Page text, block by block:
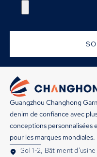
Guangzhou Changhong
denim de confiance avec
conceptions personnalisées
pour les marques mondiales.
Sol 1-2, Bâtiment